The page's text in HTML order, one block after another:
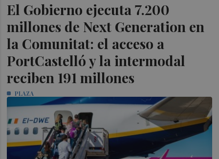
El Gobierno ejecuta 7.200
millones de Next Generation en
la Comunitat: el acceso a
PortCastelló y la intermodal
reciben 191 millones
PLAZA